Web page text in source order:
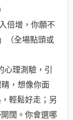
倍增，你願不
（全場點頭或
心理測驗，引
，想像你面
輕鬆好走；另
闊。你會選哪